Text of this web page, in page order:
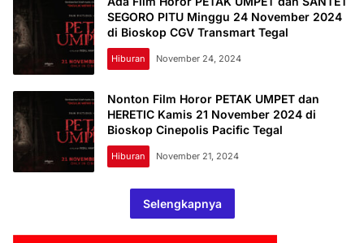
SEGORO PITU Minggu 24 November 2024
di Bioskop CGV Transmart Tegal
Hiburan November 24, 2024
Nonton Film Horor PETAK UMPET dan
HERETIC Kamis 21 November 2024 di
Bioskop Cinepolis Pacific Tegal
Hiburan November 21, 2024
Selengkapnya